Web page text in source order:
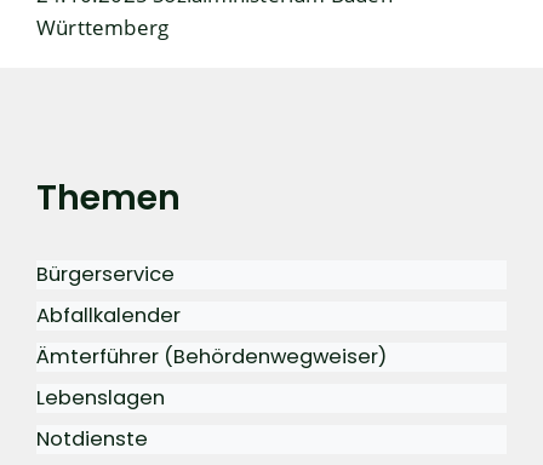
Württemberg
Themen
Bürgerservice
Abfallkalender
Ämterführer (Behördenwegweiser)
Lebenslagen
Notdienste